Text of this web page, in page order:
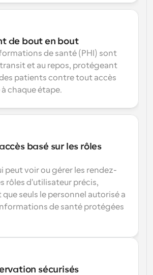
de bout en bout
de santé (PHI) sont
et au repos, protégeant
patients contre tout accès
chaque étape.
basé sur les rôles
peut voir ou gérer les rendez-
rôles d'utilisateur précis,
seuls le personnel autorisé a
de santé protégées
sécurisés